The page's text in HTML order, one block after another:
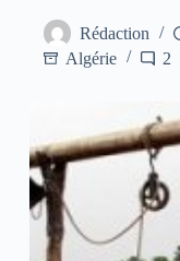
Rédaction
Algérie
2